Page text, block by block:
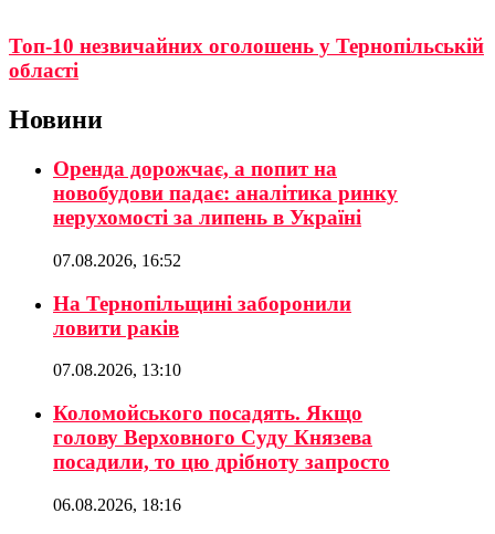
Топ-10 незвичайних оголошень у Тернопільській
області
Новини
Оренда дорожчає, а попит на
новобудови падає: аналітика ринку
нерухомості за липень в Україні
07.08.2026, 16:52
На Тернопільщині заборонили
ловити раків
07.08.2026, 13:10
Коломойського посадять. Якщо
голову Верховного Суду Князева
посадили, то цю дрібноту запросто
06.08.2026, 18:16